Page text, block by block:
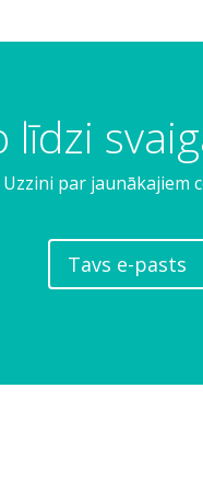
līdzi
Uzzini par jaunākajiem